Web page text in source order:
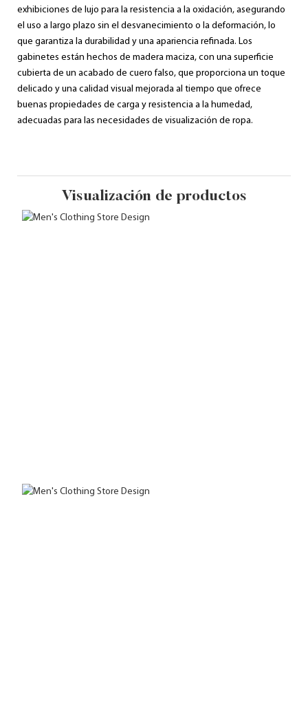
exhibiciones de lujo para la resistencia a la oxidación, asegurando
el uso a largo plazo sin el desvanecimiento o la deformación, lo
que garantiza la durabilidad y una apariencia refinada. Los
gabinetes están hechos de madera maciza, con una superficie
cubierta de un acabado de cuero falso, que proporciona un toque
delicado y una calidad visual mejorada al tiempo que ofrece
buenas propiedades de carga y resistencia a la humedad,
adecuadas para las necesidades de visualización de ropa.
Visualización de productos